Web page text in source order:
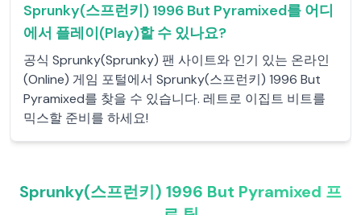
Sprunky(스프런키) 1996 But Pyramixed를 어디
에서 플레이(Play)할 수 있나요?
공식 Sprunky(Sprunky) 팬 사이트와 인기 있는 온라인
(Online) 게임 포털에서 Sprunky(스프런키) 1996 But
Pyramixed를 찾을 수 있습니다. 레트로 이집트 비트를
믹스할 준비를 하세요!
Sprunky(스프런키) 1996 But Pyramixed 프